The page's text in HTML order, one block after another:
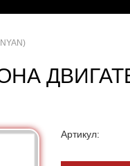
Артикул: